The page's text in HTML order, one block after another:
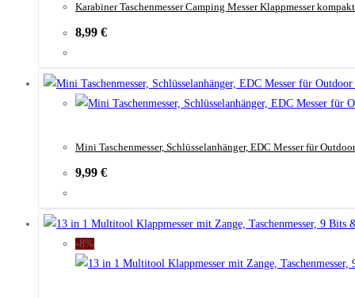
Karabiner Taschenmesser Camping Messer Klappmesser
8,99 €
Mini Taschenmesser, Schlüsselanhänger, EDC Messer für
9,99 €
-8%